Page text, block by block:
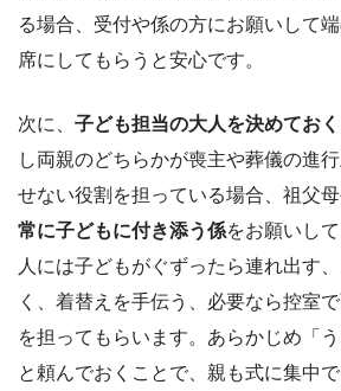
る場合、受付や係の方にお願いして
席にしてもらうと安心です。
次に、 子ども担当の大人を決めておく
し両親のどちらかが喪主や葬儀の進
せない役割を担っている場合、祖父母
常に子どもに付き添う係をお願いし
人には子どもがぐずったら連れ出す
く、着替えを手伝う、必要なら控室
を担ってもらいます。あらかじめ「
と頼んでおくことで、親も式に集中